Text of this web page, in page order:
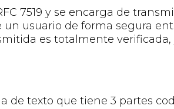
7519 y se encarga de
un usuario de forma segura
es totalmente verificada,
de texto que tiene 3 partes